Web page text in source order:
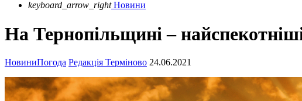
keyboard_arrow_right Новини
На Тернопільщині –
НовиниПогода Редакція Терміново 24.06.2021